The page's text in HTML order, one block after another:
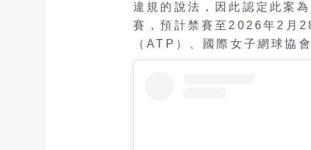
違規的說法，因此認定此案
賽，預計禁賽至2026年2月
（ATP）、國際女子網球協